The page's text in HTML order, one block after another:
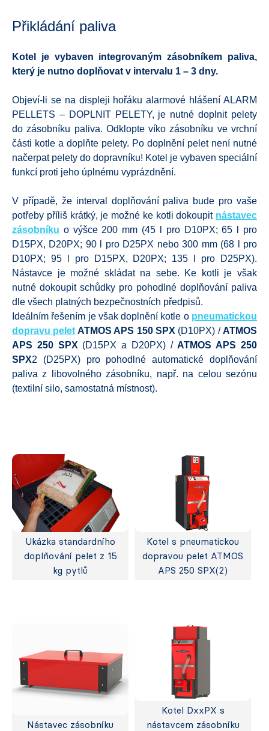
Přikládání paliva
Kotel je vybaven integrovaným zásobníkem paliva,
který je nutno doplňovat v intervalu 1 – 3 dny.
Objeví-li se na displeji hořáku alarmové hlášení ALARM
PELLETS – DOPLNIT PELETY, je nutné doplnit pelety
do zásobníku paliva. Odklopte víko zásobníku ve vrchní
části kotle a doplňte pelety. Po doplnění pelet není nutné
načerpat pelety do dopravníku! Kotel je vybaven speciální
funkcí proti jeho úplnému vyprázdnění.
V případě, že interval doplňování paliva bude pro vaše
potřeby příliš krátký, je možné ke kotli dokoupit nástavec
zásobníku o výšce 200 mm (45 l pro D10PX; 65 l pro
D15PX, D20PX; 90 l pro D25PX nebo 300 mm (68 l pro
D10PX; 95 l pro D15PX, D20PX; 135 l pro D25PX).
Nástavce je možné skládat na sebe. Ke kotli je však
nutné dokoupit schůdky pro pohodlné doplňování paliva
dle všech platných bezpečnostních předpisů.
Ideálním řešením je však doplnění kotle o pneumatickou
dopravu pelet ATMOS APS 150 SPX (D10PX) /ATMOS
APS 250 SPX (D15PX a D20PX) /ATMOS APS 250
SPX2 (D25PX) pro pohodlné automatické doplňování
paliva z libovolného zásobníku, např. na celou sezónu
(textilní silo, samostatná místnost).
Ukázka standardního
doplňování pelet z 15
kg pytlů
Kotel s pneumatickou
dopravou pelet ATMOS
APS 250 SPX(2)
Nástavec zásobníku
Kotel DxxPX s
nástavcem zásobníku